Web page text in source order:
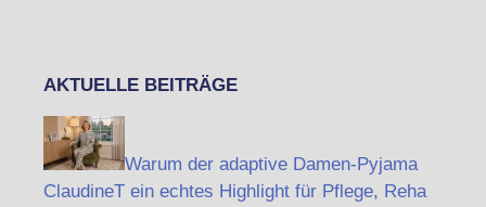
AKTUELLE BEITRÄGE
Warum der adaptive Damen-Pyjama
ClaudineT ein echtes Highlight für Pflege, Reha